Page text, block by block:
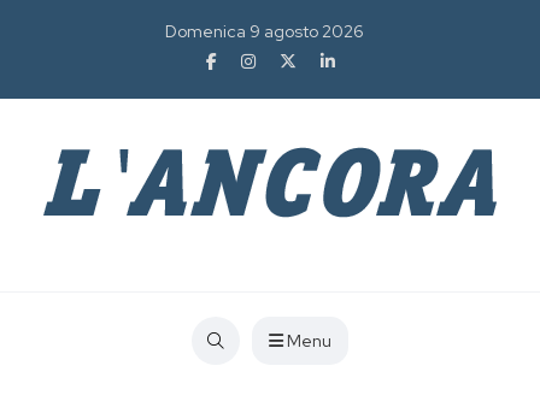
Domenica 9 agosto 2026
Menu